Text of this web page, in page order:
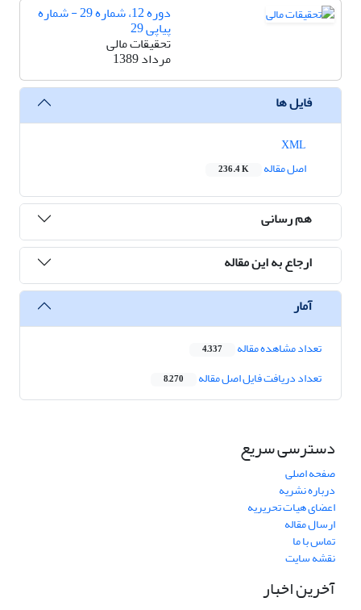
دوره 12، شماره 29 - شماره
پیاپی 29
تحقیقات مالی
مرداد 1389
فایل ها
اصل مقاله
236.4 K
هم رسانی
ارجاع به این مقاله
آمار
تعداد مشاهده مقاله 4,337
تعداد دریافت فایل اصل مقاله 8,270
دسترسی سریع
صفحه اصلی
درباره نشریه
اعضای هیات تحریریه
ارسال مقاله
تماس با ما
نقشه سایت
آخرین اخبار